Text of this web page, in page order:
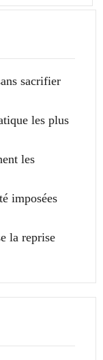
sacrifier
les plus
les
imposées
la reprise